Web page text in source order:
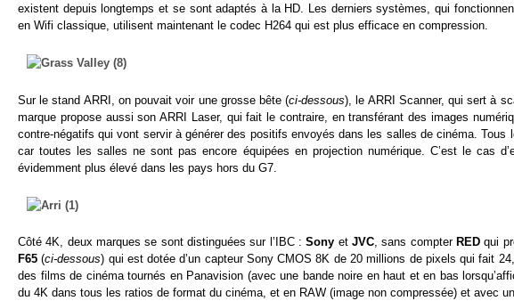
existent depuis longtemps et se sont adaptés à la HD. Les derniers systèmes, qui
en Wifi classique, utilisent maintenant le codec H264 qui est plus efficace en compression.
Sur le stand ARRI, on pouvait voir une grosse bête (ci-dessous), le ARRI Scanner, qui sert à
marque propose aussi son ARRI Laser, qui fait le contraire, en transférant des images
contre-négatifs qui vont servir à générer des positifs envoyés dans les salles de cinéma.
car toutes les salles ne sont pas encore équipées en projection numérique. C’est le cas
évidemment plus élevé dans les pays hors du G7.
Côté 4K, deux marques se sont distinguées sur l’IBC :Sony et JVC, sans compter REDqui
F65(ci-dessous) qui est dotée d’un capteur Sony CMOS 8K de 20 millions de pixels qui fait
des films de cinéma tournés en Panavision (avec une bande noire en haut et en bas
du 4K dans tous les ratios de format du cinéma, et en RAW (image non compressée) et avec